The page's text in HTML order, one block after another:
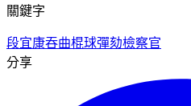
關鍵字
段宜康吞曲棍球彈劾檢察官
分享